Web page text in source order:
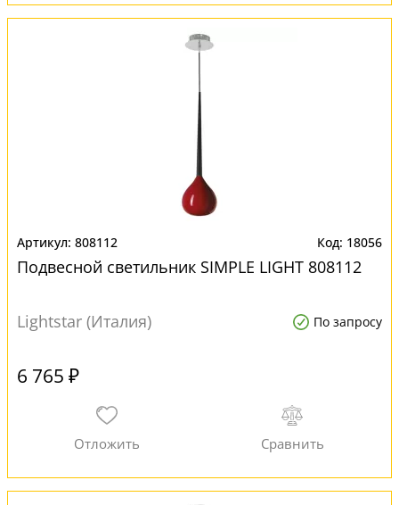
808112 18056
Подвесной светильник SIMPLE LIGHT 808112
Lightstar (Италия) По запросу
6 765 ₽